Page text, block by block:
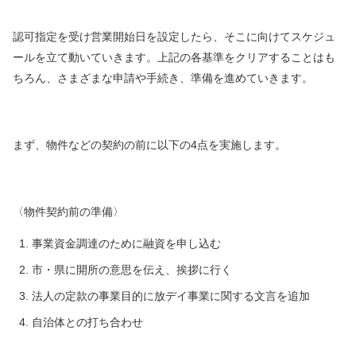
認可指定を受け営業開始日を設定したら、そこに向けてスケジュ
ールを立て動いていきます。
上記の各基準をクリアすることはも
ちろん、さまざまな申請や手続き、準備を進めていきます。
まず、物件などの契約の前に以下の4点を実施します。
〈物件契約前の準備〉
事業資金調達のために融資を申し込む
市・県に開所の意思を伝え、挨拶に行く
法人の定款の事業目的に放デイ事業に関する文言を追加
自治体との打ち合わせ